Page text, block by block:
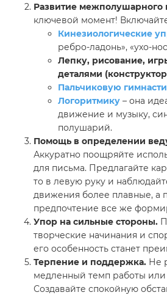
Развитие межполушарного
ключевой момент!
Кинезиологические
ребро-ладонь», «ухо-
Лепку, рисование,
деталями
Пальчиковую
Логоритмику – она
движение и музыку,
полушарий.
Помощь в определении
Аккуратно поощряйте
для письма. Предлагайте
то в левую руку и
движения более плавные, а
предпочтение все же
Упор на сильные стороны.
творческие начинания и
его особенность станет
Терпение и поддержка. Не
медленный темп работы
Создавайте спокойную